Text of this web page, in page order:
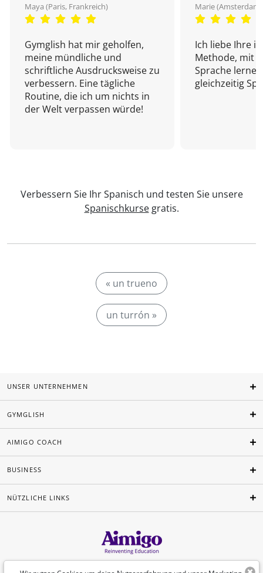
Maya (Paris, Frankreich)
Gymglish hat mir geholfen,
meine mündliche und
schriftliche Ausdrucksweise zu
verbessern. Eine tägliche
Routine, die ich um nichts in
der Welt verpassen würde!
Marie
Ich liebe Ihre
Methode, mit
Sprache
gleichzeitig
Verbessern Sie Ihr Spanisch und testen Sie unsere
Spanischkursegratis.
« un trueno
un turrón »
UNSER UNTERNEHMEN
GYMGLISH
AIMIGO COACH
BUSINESS
NÜTZLICHE LINKS